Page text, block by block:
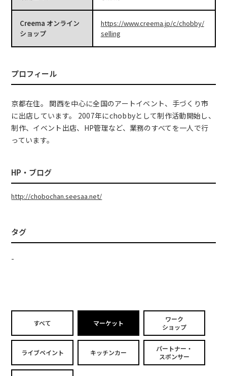
Creema オンライン
ショップ
https://www.creema.jp/c/chobby/
selling
プロフィール
京都在住。 関西を中心に全国のアートイベント、手づくり市
に出店しています。 2007年にchobbyとして制作活動開始し、
制作、イベント出店、HP管理など、業務のすべてを一人で行
っています。
HP・ブログ
http://chobochan.seesaa.net/
タグ
-
すべて マーケット
ワーク
ショップ
ライブペイント キッチンカー
パートナー・
スポンサー